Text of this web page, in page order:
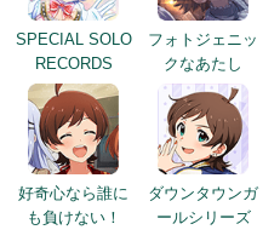
SPECIAL SOLO
RECORDS
フォトジェニッ
クなあたし
好奇心なら誰に
も負けない！
ダウンタウンガ
ールシリーズ